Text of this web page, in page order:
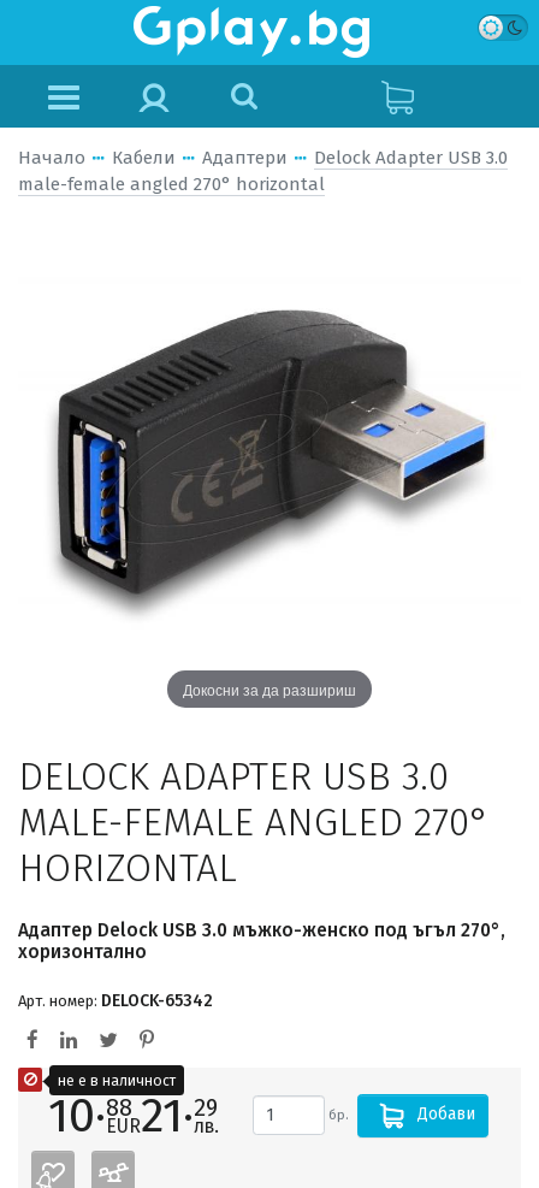
Начало Кабели Адаптери
Delock Adapter USB 3.0
male-female angled 270° horizontal
Докосни за да разшириш
DELOCK ADAPTER USB 3.0
MALE-FEMALE ANGLED 270°
HORIZONTAL
Адаптер Delock USB 3.0 мъжко-женско под ъгъл 270°,
хоризонтално
Арт. номер: DELOCK-65342
10·88
EUR21·29
лв. бр. Добави
не е в наличност